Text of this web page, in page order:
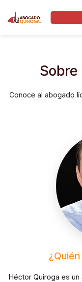
Conoce al abogado
Héctor Quiroga es